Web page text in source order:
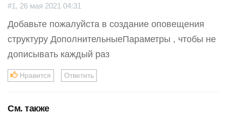
#1, 26 мая 2021 04:31
Добавьте пожалуйста в создание оповещения
структуру ДополнительныеПараметры , чтобы не
дописывать каждый раз
Нравится Ответить
См. также